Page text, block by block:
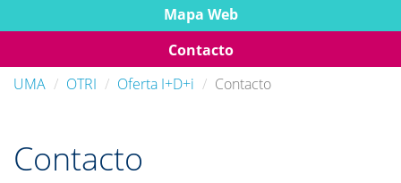
Mapa Web
Contacto
UMA
OTRI Oferta I+D+i Contacto
Contacto